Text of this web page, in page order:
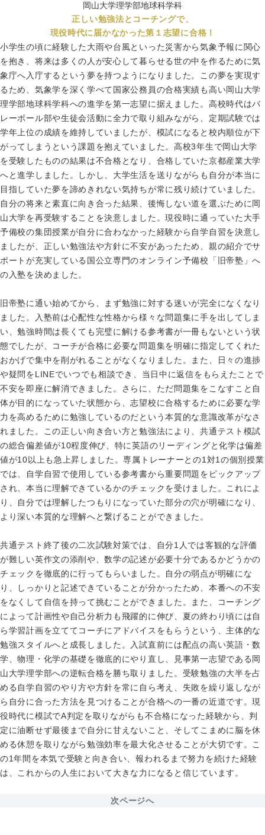
岡山大学理学部地球科学科
正しい勉強法とコーチングで、
現役時代に届かなかった第１志望に合格！
小学生の頃に経験した大雨や台風といった災害から気象予報に関心
を抱き、将来は多くの人が安心して暮らせる世の中を作るために気
象庁へ入庁するという夢を持つようになりました。この夢を実現す
るため、気象学を深く学べて国家公務員の合格実績も高い岡山大学
理学部地球科学科への進学を第一志望に据えました。高校時代はバ
レーボール部や生徒会活動に全力で取り組みながら、定期試験では
学年上位の成績を維持していましたが、模試になると校内順位が下
がってしまうという課題を抱えていました。高校3年生で岡山大学
を受験したものの結果は不合格となり、合格していた京都産業大学
へと進学しました。しかし、大学生活を送りながらも自分が本当に
目指していた夢を諦めきれない気持ちが常に残り続けていました。
自分の将来と素直に向き合った結果、後悔しない道を選ぶために岡
山大学を再受験することを決意しました。現役時に通っていた大手
予備校の集団授業が自分に合わなかった経験から自学自習を決意し
ましたが、正しい勉強法や方針に不安があったため、親の紹介でサ
ポートが充実している国公立専門のオンライン予備校「旧帝塾」へ
の入塾を決めました。
旧帝塾に通い始めてから、まず勉強に対する迷いが完全になくなり
ました。入塾前は心配性な性格から様々な問題集に手を出してしま
い、勉強時間は長くても完璧に解ける参考書が一冊もないという状
態でしたが、コーチが合格に必要な問題集を明確に指定してくれた
おかげで集中を削がれることがなくなりました。また、日々の進捗
や疑問をLINEでいつでも相談でき、当日中に返信をもらえたことで
不安を即座に解消できました。さらに、ただ問題集をこなすこと自
体が目的になっていた状態から、志望校に合格するために必要な学
力を高めるために勉強しているのだという本質的な意識改革がなさ
れました。この正しい向き合い方と勉強法により、共通テスト模試
の総合偏差値が10程度伸び、特に英語のリーディングと化学は偏差
値が10以上も急上昇しました。専属トレーナーとの1対1の個別授業
では、自学自習で使用している参考書から重要問題をピックアップ
され、本当に理解できているかのチェックを受けました。これによ
り、自分では理解したつもりになっていた部分の穴が明確になり、
より深い本質的な理解へと繋げることができました。
共通テスト終了後の二次試験対策では、自分1人では客観的な評価
が難しい英作文の添削や、数学の記述が必要十分であるかどうかの
チェックを徹底的に行ってもらいました。自分の弱点が明確にな
り、しっかりと記述できていることが分かったため、本番への不安
をなくして自信を持って挑むことができました。また、コーチング
によって計画性や自己分析力も飛躍的に伸び、夏の終わり頃には自
ら学習計画を立ててコーチにアドバイスをもらうという、主体的な
勉強スタイルへと成長しました。入試直前には配点の高い英語・数
学、物理・化学の基礎を徹底的にやり直し、見事第一志望である岡
山大学理学部への逆転合格を勝ち取りました。受験勉強の大半を占
める自学自習のやり方や方針を常に自ら考え、失敗を繰り返しなが
ら自分に合った方法を見つけることが合格への一番の近道です。現
役時代に模試でA判定を取りながらも不合格になった経験から、判
定に油断せず最後まで自分に甘えないこと、そしてこまめに脳を休
める休憩を取りながら勉強効率を最大化させることが大切です。こ
の1年間を本気で受験と向き合い、報われるまで努力を続けた経験
は、これからの人生において大きな力になると信じています。
次ページへ